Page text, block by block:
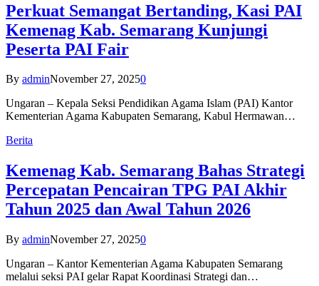
Perkuat Semangat Bertanding, Kasi PAI
Kemenag Kab. Semarang Kunjungi
Peserta PAI Fair
By adminNovember 27, 20250
Ungaran – Kepala Seksi Pendidikan Agama Islam (PAI) Kantor
Kementerian Agama Kabupaten Semarang, Kabul Hermawan…
Berita
Kemenag Kab. Semarang Bahas Strategi
Percepatan Pencairan TPG PAI Akhir
Tahun 2025 dan Awal Tahun 2026
By adminNovember 27, 20250
Ungaran – Kantor Kementerian Agama Kabupaten Semarang
melalui seksi PAI gelar Rapat Koordinasi Strategi dan…